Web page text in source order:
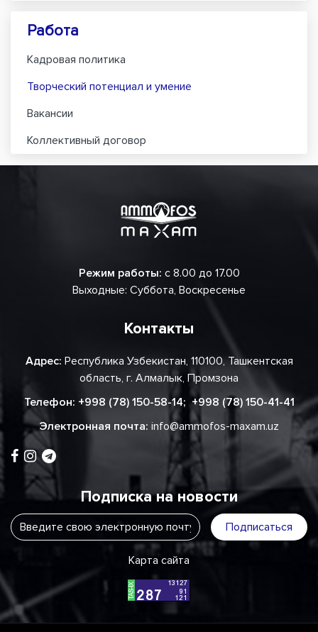
Работа
Кадровая политика
Творческий потенциал и умение
Вакансии
Коллективный договор
Режим работы: с 8.00 до 17.00
Выходные: Суббота, Воскресенье
Контакты
Адрес: Республика Узбекистан, 110100, Ташкентская
область, г. Алмалык, Промзона
Телефон: +998 (78) 150-58-14; +998 (78) 150-41-41
Электронная почта: info@ammofos-maxam.uz
Подписка на новости
Подписаться
Карта сайта